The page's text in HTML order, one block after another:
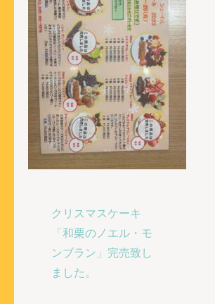
投
稿
ナ
ビ
クリスマスケーキ
「和栗のノエル・モ
ンブラン」完売致し
ました。